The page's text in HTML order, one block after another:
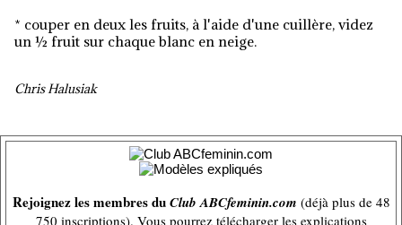
* couper en deux les fruits, à l'aide d'une cuillère, videz
un ½ fruit sur chaque blanc en neige.
Chris Halusiak
Rejoignez les membres duClub ABCfeminin.com (déjà plus de 48
750 inscriptions). Vous pourrez télécharger les explications